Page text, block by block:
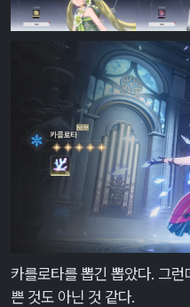
카를로타를 뽑긴 뽑았다. 그
쁜 것도 아닌 것 같다.